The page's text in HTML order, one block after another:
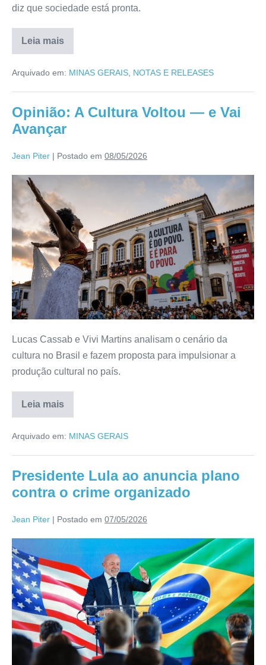
diz que sociedade está pronta.
Leia mais
Arquivado em: MINAS GERAIS, NOTAS E RELEASES
Opinião: A Cultura Voltou — e Vai
Avançar
Jean Piter | Postado em 08/05/2026
Lucas Cassab e Vivi Martins analisam o cenário da
cultura no Brasil e fazem proposta para impulsionar a
produção cultural no país.
Leia mais
Arquivado em: MINAS GERAIS
Presidente Lula ao anuncia plano
contra o crime organizado
Jean Piter | Postado em 07/05/2026